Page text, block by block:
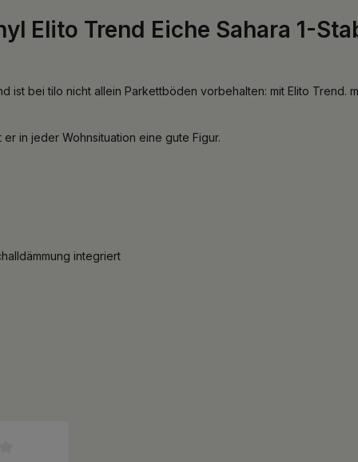
Elito Trend Eiche Sahara 1-
ist bei tilo nicht allein Parkettböden vorbehalten: mit Elito
in jeder Wohnsituation eine gute Figur.
integriert